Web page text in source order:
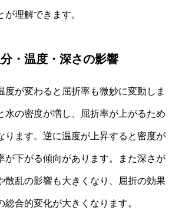
理解できます。
・温度・深さの影響
度が変わると屈折率も微妙に変動しま
水の密度が増し、屈折率が上がるため
ります。逆に温度が上昇すると密度が
が下がる傾向があります。また深さが
散乱の影響も大きくなり、屈折の効果
総合的変化が大きくなります。